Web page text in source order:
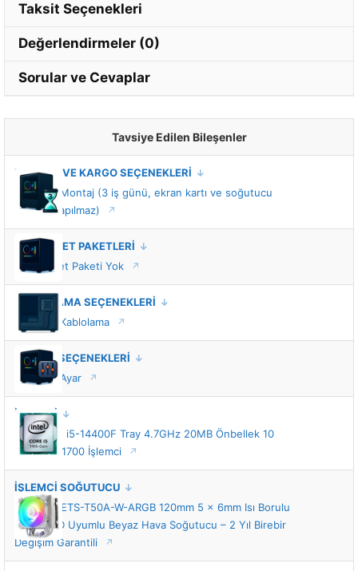
Taksit Seçenekleri
Değerlendirmeler (0)
Sorular ve Cevaplar
Tavsiye Edilen Bileşenler
MONTAJ VE KARGO SEÇENEKLERİ
Standart Montaj (3 iş günü, ekran kartı ve soğutucu
montajı yapılmaz)
VIP HİZMET PAKETLERİ
VIP Hizmet Paketi Yok
KABLOLAMA SEÇENEKLERİ
Standart Kablolama
TUNING SEÇENEKLERİ
Standart Ayar
İŞLEMCİ
Intel Core i5-14400F Tray 4.7GHz 20MB Önbellek 10
Çekirdek 1700 İşlemci
İŞLEMCİ SOĞUTUCU
Enermax ETS-T50A-W-ARGB 120mm 5 x 6mm Isı Borulu
Intel-AMD Uyumlu Beyaz Hava Soğutucu – 2 Yıl Birebir
Değişim Garantili